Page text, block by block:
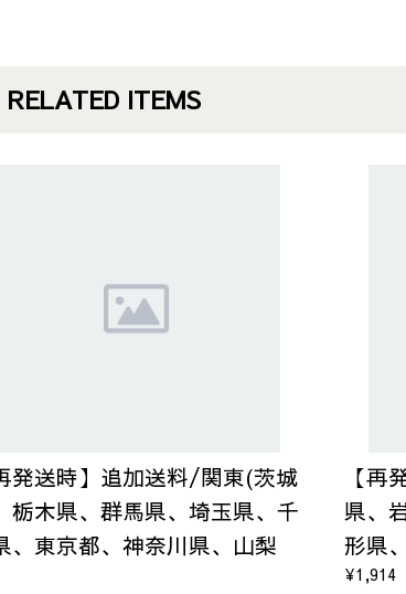
RELATED ITEMS
発送時】追加送料/関東(茨城
栃木県、群馬県、埼玉県、千
、東京都、神奈川県、山梨
【再
県、
形県
¥1,914